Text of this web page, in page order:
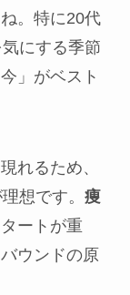
。特に20代
にする季節
」がベスト
れるため、
想です。 痩
ートが重
ウンドの原